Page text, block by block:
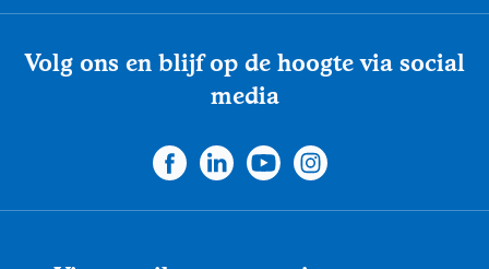
Volg ons en blijf op de hoogte via social
media